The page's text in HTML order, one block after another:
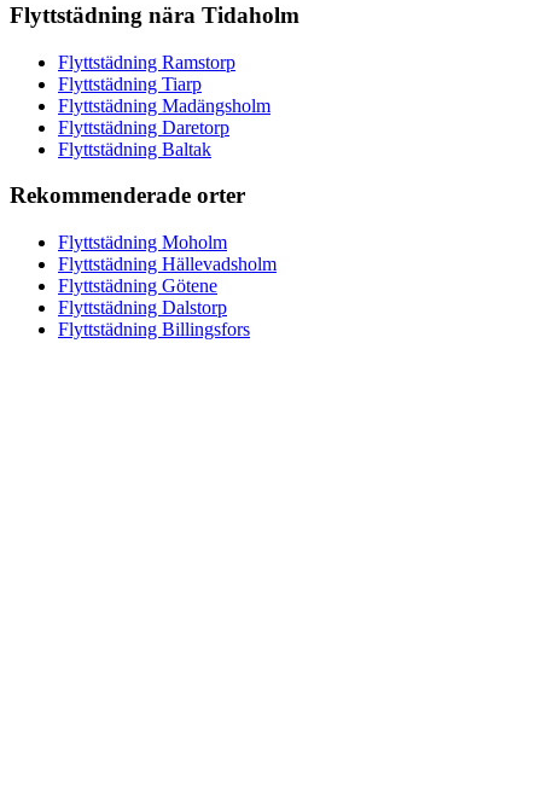
Flyttstädning nära Tidaholm
Flyttstädning Ramstorp
Flyttstädning Tiarp
Flyttstädning Madängsholm
Flyttstädning Daretorp
Flyttstädning Baltak
Rekommenderade orter
Flyttstädning Moholm
Flyttstädning Hällevadsholm
Flyttstädning Götene
Flyttstädning Dalstorp
Flyttstädning Billingsfors